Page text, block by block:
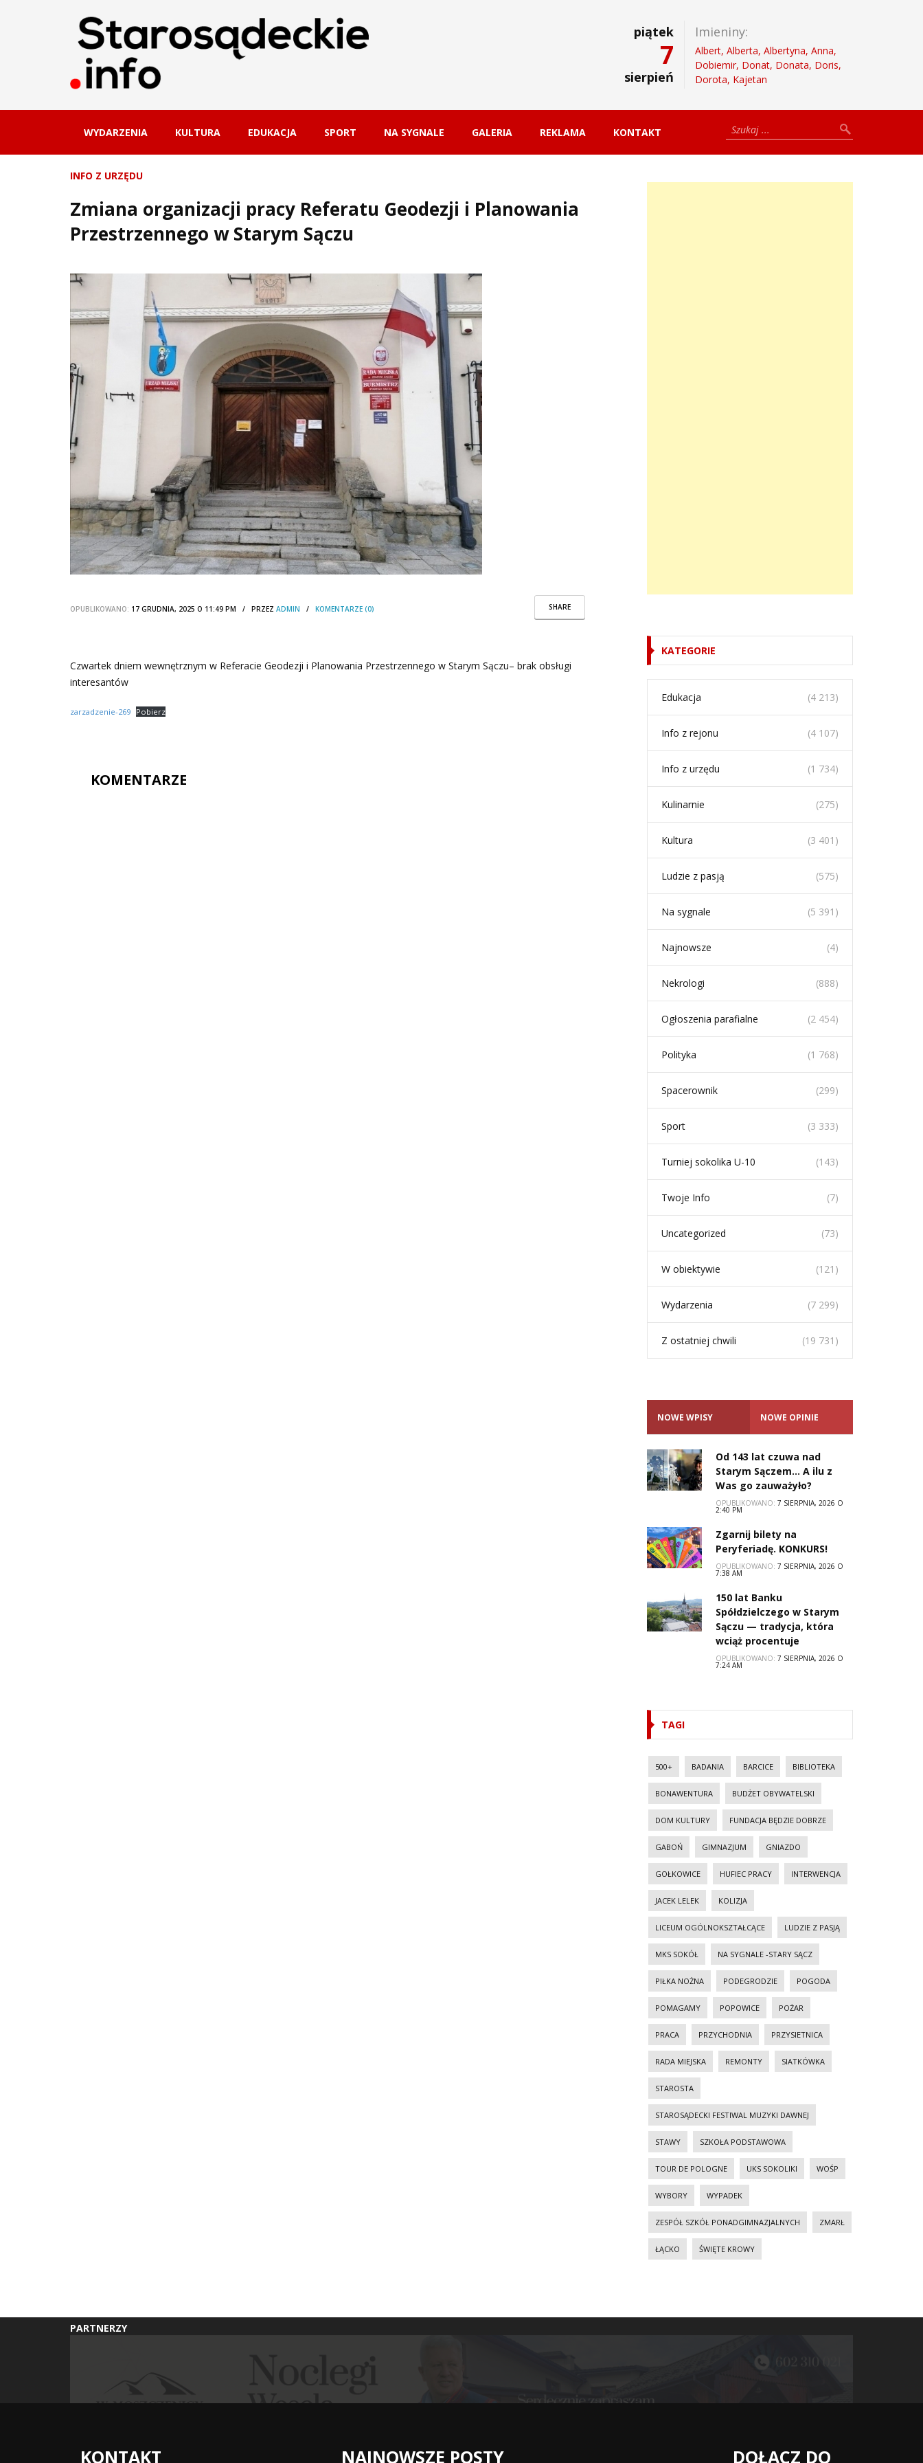
piątek
7
sierpień
Imieniny:
Albert, Alberta, Albertyna, Anna,
Dobiemir, Donat, Donata, Doris,
Dorota, Kajetan
WYDARZENIA KULTURA EDUKACJA SPORT NA SYGNALE GALERIA REKLAMA KONTAKT
INFO Z URZĘDU
Zmiana organizacji pracy Referatu Geodezji i Planowania
Przestrzennego w Starym Sączu
SHARE
OPUBLIKOWANO: 17 GRUDNIA, 2025 O 11:49 PM / PRZEZ ADMIN / KOMENTARZE (0)
Czwartek dniem wewnętrznym w Referacie Geodezji i Planowania Przestrzennego w Starym Sączu– brak obsługi
interesantów
zarzadzenie-269 Pobierz
KOMENTARZE
KATEGORIE
Edukacja (4 213)
Info z rejonu (4 107)
Info z urzędu (1 734)
Kulinarnie (275)
Kultura (3 401)
Ludzie z pasją (575)
Na sygnale (5 391)
Najnowsze (4)
Nekrologi (888)
Ogłoszenia parafialne (2 454)
Polityka (1 768)
Spacerownik (299)
Sport (3 333)
Turniej sokolika U-10 (143)
Twoje Info (7)
Uncategorized (73)
W obiektywie (121)
Wydarzenia (7 299)
Z ostatniej chwili (19 731)
NOWE WPISY NOWE OPINIE
Od 143 lat czuwa nad
Starym Sączem… A ilu z
Was go zauważyło?
OPUBLIKOWANO: 7 SIERPNIA, 2026 O
2:40 PM
Zgarnij bilety na
Peryferiadę. KONKURS!
OPUBLIKOWANO: 7 SIERPNIA, 2026 O
7:38 AM
150 lat Banku
Spółdzielczego w Starym
Sączu — tradycja, która
wciąż procentuje
OPUBLIKOWANO: 7 SIERPNIA, 2026 O
7:24 AM
TAGI
500+ BADANIA BARCICE BIBLIOTEKA
BONAWENTURA BUDŻET OBYWATELSKI
DOM KULTURY FUNDACJA BĘDZIE DOBRZE
GABOŃ GIMNAZJUM GNIAZDO
GOŁKOWICE HUFIEC PRACY INTERWENCJA
JACEK LELEK KOLIZJA
LICEUM OGÓLNOKSZTAŁCĄCE LUDZIE Z PASJĄ
MKS SOKÓŁ NA SYGNALE -STARY SĄCZ
PIŁKA NOŻNA PODEGRODZIE POGODA
POMAGAMY POPOWICE POŻAR
PRACA PRZYCHODNIA PRZYSIETNICA
RADA MIEJSKA REMONTY SIATKÓWKA
STAROSTA
STAROSĄDECKI FESTIWAL MUZYKI DAWNEJ
STAWY SZKOŁA PODSTAWOWA
TOUR DE POLOGNE UKS SOKOLIKI WOŚP
WYBORY WYPADEK
ZESPÓŁ SZKÓŁ PONADGIMNAZJALNYCH ZMARŁ
ŁĄCKO ŚWIĘTE KROWY
PARTNERZY
KONTAKT NAJNOWSZE POSTY DOŁĄCZ DO